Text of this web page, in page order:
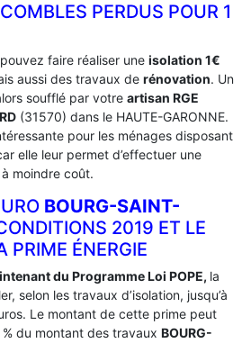
PERDUS POUR 1
faire réaliser une isolation 1€
aussi des travaux de rénovation. Un
soufflé par votre artisan RGE
(31570) dans le HAUTE-GARONNE.
pour les ménages disposant
elle leur permet d’effectuer une
moindre coût.
BOURG-SAINT-
2019 ET LE
PRIME ÉNERGIE
du Programme Loi POPE, la
selon les travaux d’isolation, jusqu’à
Le montant de cette prime peut
du montant des travaux BOURG-